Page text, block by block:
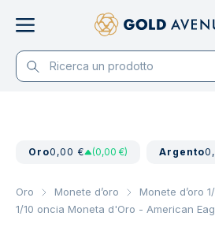
Oro0,00 € (0,00 €) Argento
Oro Monete d’oro
Monete d’oro
1/10 oncia Moneta d'Oro - American